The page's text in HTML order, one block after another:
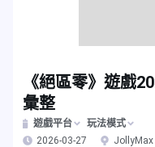
《絕區零》遊戲
彙整
遊戲平台
玩法模式
2026-03-27
JollyMax